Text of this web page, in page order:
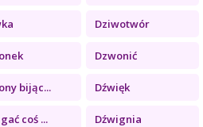
Dziwotwór
Dzwonić
bijąc... Dźwięk
coś ... Dźwignia